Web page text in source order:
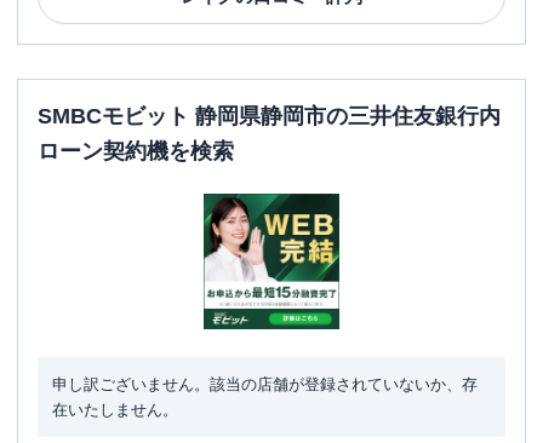
SMBCモビット 静岡県静岡市の三井住友銀行内
ローン契約機を検索
申し訳ございません。該当の店舗が登録されていないか、存
在いたしません。